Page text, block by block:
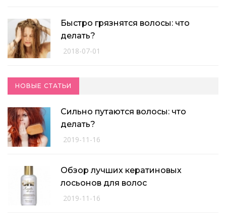
Быстро грязнятся волосы: что
делать?
2018-07-01
НОВЫЕ СТАТЬИ
Сильно путаются волосы: что
делать?
2019-11-16
Обзор лучших кератиновых
лосьонов для волос
2019-11-16